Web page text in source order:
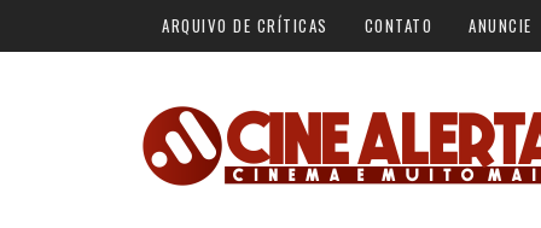
ARQUIVO DE CRÍTICAS CONTATO ANUNCIE